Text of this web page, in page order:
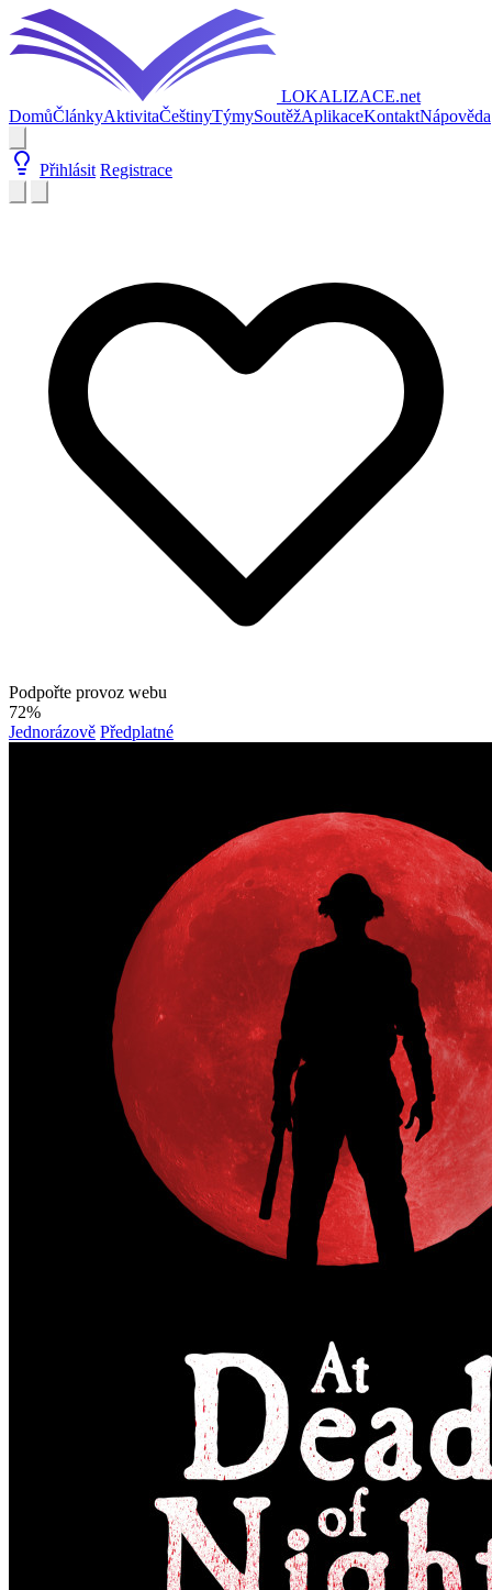
LOKALIZACE.net
DomůČlánkyAktivitaČeštinyTýmySoutěžAplikaceKontaktNápověda
Přihlásit Registrace
Podpořte provoz webu
72%
Jednorázově Předplatné